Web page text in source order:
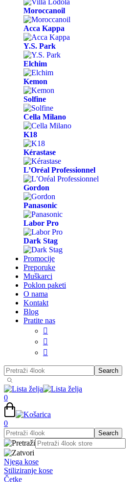
Moroccanoil
Acca Kappa
Y.S. Park
Elchim
Kemon
Solfine
Cella Milano
K18
Kérastase
L’Oréal Professionnel
Gordon
Panasonic
Labor Pro
Dark Stag
Promocije
Preporuke
Muškarci
Poklon paketi
O nama
Kontakt
Blog
Pratite nas



0
0
Njega kose
Stiliziranje kose
Četke